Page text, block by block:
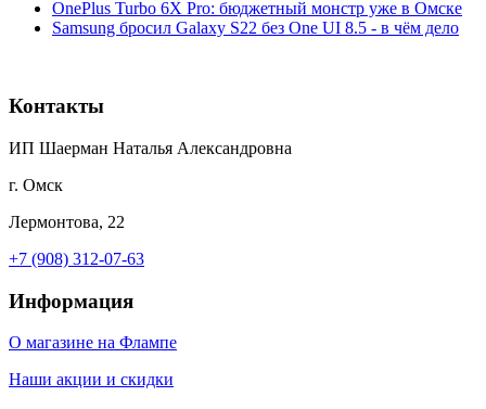
OnePlus Turbo 6X Pro: бюджетный монстр уже в Омске
Samsung бросил Galaxy S22 без One UI 8.5 - в чём дело
Контакты
ИП Шаерман Наталья Александровна
г. Омск
Лермонтова, 22
+7 (908) 312-07-63
Информация
О магазине на Флампе
Наши акции и скидки